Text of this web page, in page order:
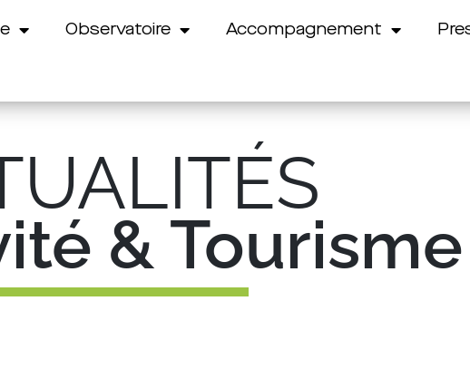
Observatoire Accompagnement
& Tourisme